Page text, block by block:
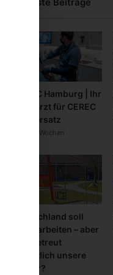
CEREC Hamburg | Ihr
Zahnarzt für CEREC
Zahnersatz
vor 3 Wochen
Deutschland soll
mehr arbeiten – aber
wer betreut
eigentlich unsere
Kinder?